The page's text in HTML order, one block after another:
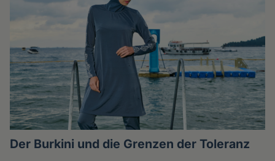
Der Burkini und die Grenzen der Toleranz